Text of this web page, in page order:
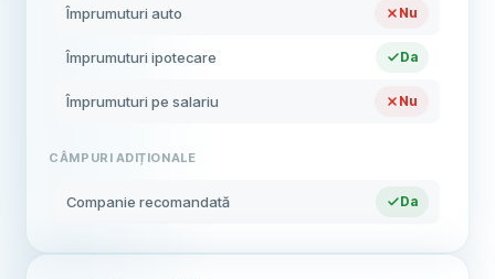
Împrumuturi auto Nu
Împrumuturi ipotecare Da
Împrumuturi pe salariu Nu
CÂMPURI ADIȚIONALE
Companie recomandată Da